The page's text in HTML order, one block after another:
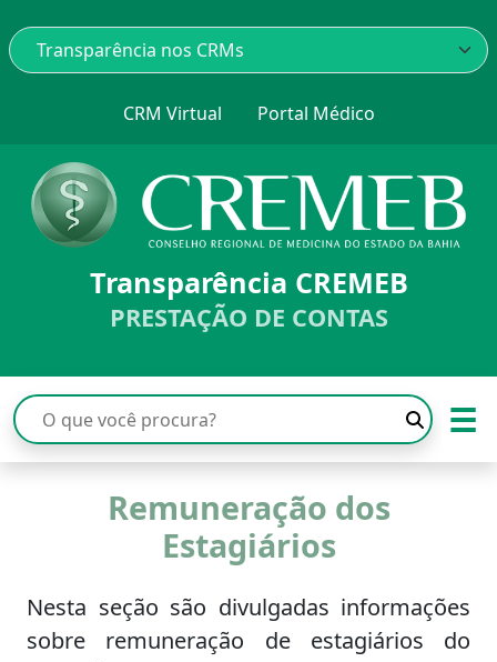
CRM Virtual Portal Médico
Transparência CREMEB
PRESTAÇÃO DE CONTAS
☰
Remuneração dos
Estagiários
Nesta seção são divulgadas informações
sobre remuneração de estagiários do